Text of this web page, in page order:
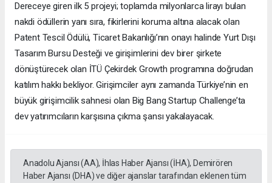
Dereceye giren ilk 5 projeyi; toplamda milyonlarca lirayı bulan
nakdi ödüllerin yanı sıra, fikirlerini koruma altına alacak olan
Patent Tescil Ödülü, Ticaret Bakanlığı’nın onayı halinde Yurt Dışı
Tasarım Bursu Desteği ve girişimlerini dev birer şirkete
dönüştürecek olan İTÜ Çekirdek Growth programına doğrudan
katılım hakkı bekliyor. Girişimciler aynı zamanda Türkiye’nin en
büyük girişimcilik sahnesi olan Big Bang Startup Challenge’ta
dev yatırımcıların karşısına çıkma şansı yakalayacak.
Anadolu Ajansı (AA), İhlas Haber Ajansı (İHA), Demirören
Haber Ajansı (DHA) ve diğer ajanslar tarafından eklenen tüm